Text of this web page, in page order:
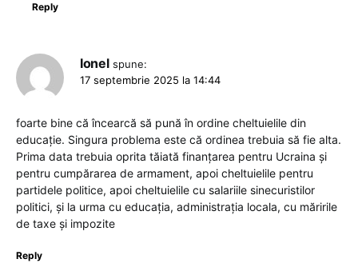
Reply
Ionel spune:
17 septembrie 2025 la 14:44
foarte bine că încearcă să pună în ordine cheltuielile din
educație. Singura problema este că ordinea trebuia să fie alta.
Prima data trebuia oprita tăiată finanțarea pentru Ucraina și
pentru cumpărarea de armament, apoi cheltuielile pentru
partidele politice, apoi cheltuielile cu salariile sinecuristilor
politici, și la urma cu educația, administrația locala, cu măririle
de taxe și impozite
Reply